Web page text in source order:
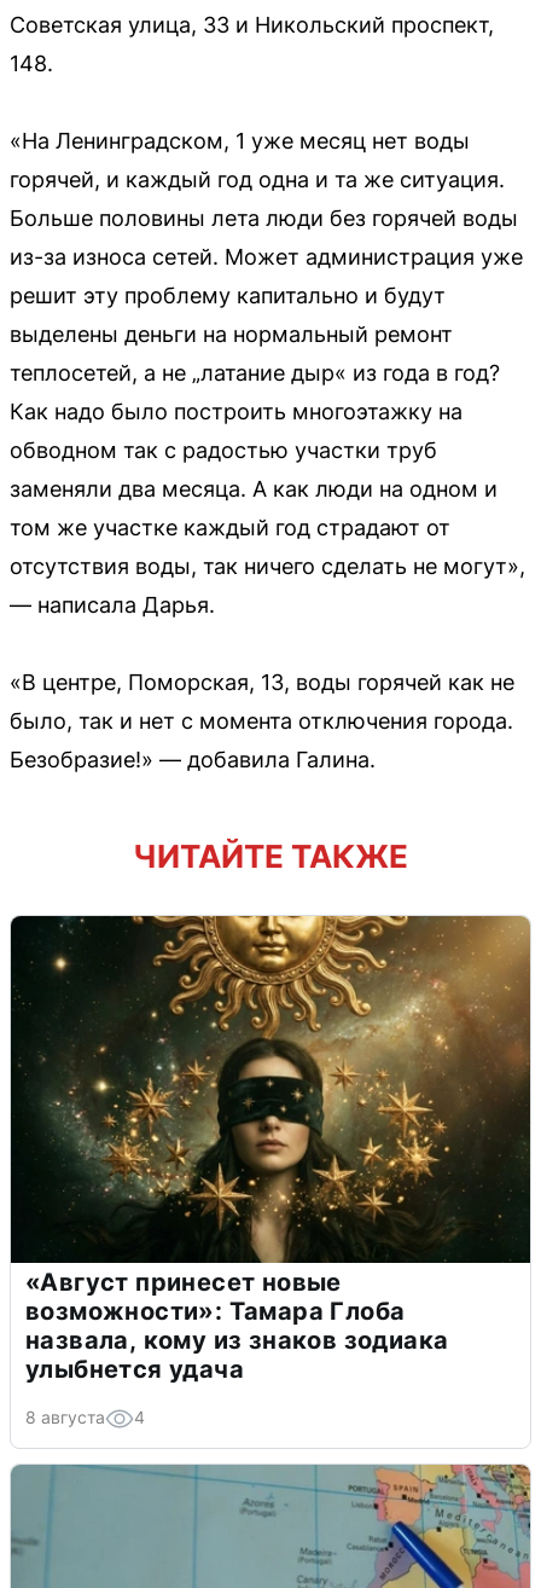
Советская улица, 33 и Никольский проспект,
148.
«На Ленинградском, 1 уже месяц нет воды
горячей, и каждый год одна и та же ситуация.
Больше половины лета люди без горячей воды
из-за износа сетей. Может администрация уже
решит эту проблему капитально и будут
выделены деньги на нормальный ремонт
теплосетей, а не „латание дыр« из года в год?
Как надо было построить многоэтажку на
обводном так с радостью участки труб
заменяли два месяца. А как люди на одном и
том же участке каждый год страдают от
отсутствия воды, так ничего сделать не могут»,
— написала Дарья.
«В центре, Поморская, 13, воды горячей как не
было, так и нет с момента отключения города.
Безобразие!» — добавила Галина.
ЧИТАЙТЕ ТАКЖЕ
«Август принесет новые
возможности»: Тамара Глоба
назвала, кому из знаков зодиака
улыбнется удача
8 августа 4